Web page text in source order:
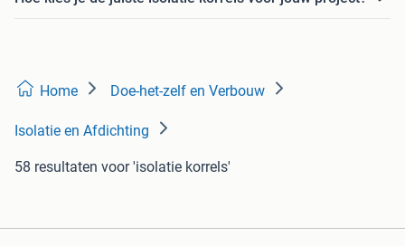
Home Doe-het-zelf en Verbouw
Isolatie en Afdichting
58 resultaten voor 'isolatie korrels'